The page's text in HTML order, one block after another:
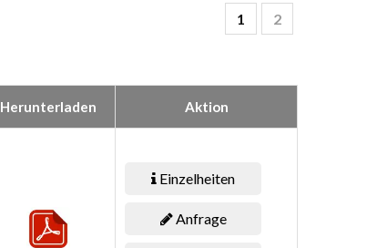
1 2
Herunterladen Aktion
Einzelheiten
Anfrage